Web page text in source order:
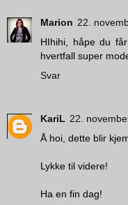
Marion 22.
HIhihi, håpe du
hvertfall super
Svar
KariL 22.
Å hoi, dette blir
Lykke til videre!
Ha en fin dag!